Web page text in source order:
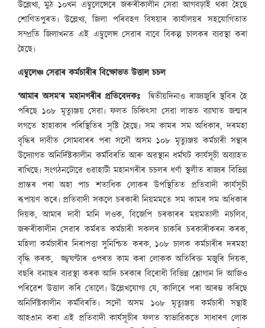
উল্লেখ্য, মুঠ ১০খন এম্বুলেন্সেৰে জৰুৰীকালীন সেৱা আগবঢ়াই থকা হৈছে
শোণিতপুৰত৷ উল্লেখ্য, জিলা পৰিবহণ বিষয়াৰ কাৰ্যালয়ৰ সহযোগিতাত
সম্প্ৰতি জিলাখনত এই এম্বুলেন্স সেৱাৰ বাবে বিকল্প চালকৰ ব্যৱস্থা কৰা
হৈছে৷
এম্বুলেঞ্চ সেৱাৰ কৰ্মচাৰীৰ বিক্ষোভত উত্তাল চচল
‘আমাৰ অসম’ৰ মহানগৰীৰ প্ৰতিবেদকঃ দ্বিতীয়দিনাও ৰাজ্যজুৰি স্থবিৰ হৈ
পৰিছে ১০৮ মৃত্যুঞ্জয় সেৱা৷ ফলত চিকিৎসা সেৱা লাভত ব্যাঘাত জন্মাৰ
লগতে হাহাকাৰ পৰিস্থিতিৰ সৃষ্টি হৈছে৷ সম কামৰ সম অধিকাৰ, দৰমহা
বৃদ্ধিৰ দাবীত সোমবাৰৰ পৰা সদৌ অসম ১০৮ মৃত্যুঞ্জয় কৰ্মচাৰী সন্থাৰ
উদ্যোগত অনিৰ্দিষ্টকালীন কৰ্মবিৰতি আৰু অৱস্থান ধৰ্মঘট কাৰ্যসূচী অব্যাহত
ৰাখিছে৷ সংগঠনটোৱে গুৱাহাটী মহানগৰীৰ চচলৰ ধৰ্ণা স্থলীত ৰাজ্যৰ বিভিন্ন
প্ৰান্তৰ পৰা অহা পাচ শতাধিক লোকৰ উপস্থিতিত প্ৰতিবাদী কাৰ্যসূচী
ৰূপায়ণ কৰে৷ প্ৰতিবাদী সকলে চৰকাৰী নিয়মমতে সম কামৰ সম অধিকাৰ
দিয়ক, আমাৰ দাবী মানি লওক, বিজেপি চৰকাৰৰ ময়মতালী নচলিব,
জৰুৰীকালীন সেৱাৰ কৰ্মৰত কৰ্মচাৰী সকলৰ চাকৰি চৰকাৰীকৰন কৰক,
মহিলা কৰ্মচাৰীৰ নিৰাপত্তা সুনিশ্চিত কৰক, ১০৮ চালক কৰ্মচাৰীৰ দৰমহা
বৃদ্ধি কৰক, জ্জ্বঘণ্টাৰ ওপৰত কাম কৰা লোকক অতিৰিক্ত মজুৰি দিয়ক,
বছৰি বনাছৰ ব্যৱস্থা কৰক আদি চৰকাৰ বিৰোধী বিভিন্ন শ্লোগান দি আজিও
পৰিৱেশ উত্তাল কৰি তোলে৷ উল্লেখযোগ্য যে, কালিৰে পৰা আৰম্ভ কৰিছে
অনিৰ্দিষ্টকালীন কৰ্মবিৰতি৷ সদৌ অসম ১০৮ মৃত্যুঞ্জয় কৰ্মচাৰী সন্থাই
আহ৩ান কৰা এই প্ৰতিবাদী কাৰ্যসূচীৰ ফলত স্বাভাৱিকতে সাধাৰণ লোক